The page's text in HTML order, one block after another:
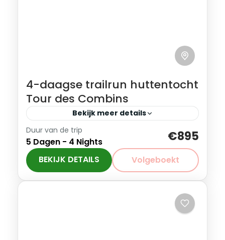
4-daagse trailrun huttentocht
Tour des Combins
Bekijk meer details
De Tour des Combins, een 4-daagse
trailrun huttentocht, beslaat 105 km met
bijna 6500 meter verticaal. En neemt je
mee over de beste trails in...
Italië,Zwitserland
Duur van de trip
5 Dagen - 4 Nights €895
BEKIJK DETAILS Volgeboekt